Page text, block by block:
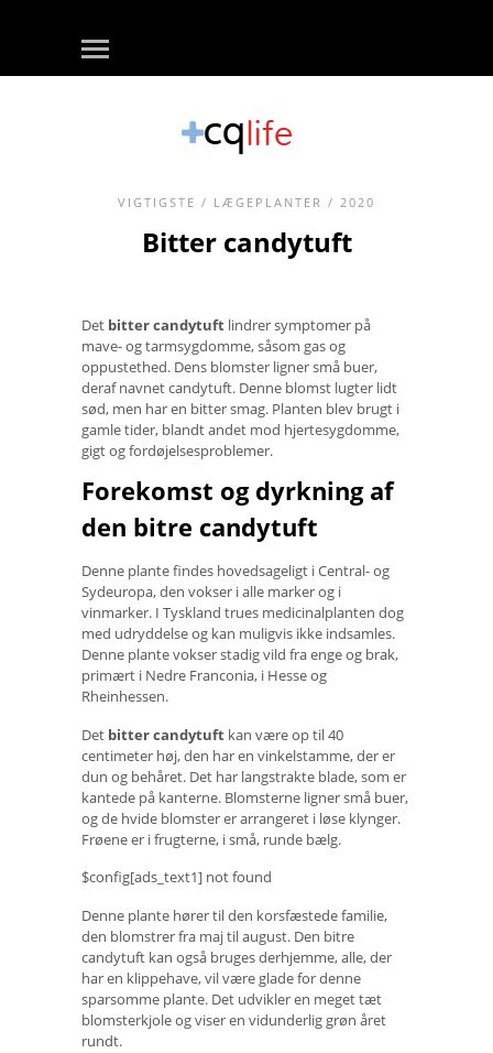
VIGTIGSTE / LÆGEPLANTER / 2020
Bitter candytuft
Det bitter candytuft lindrer symptomer på
mave- og tarmsygdomme, såsom gas og
oppustethed. Dens blomster ligner små buer,
deraf navnet candytuft. Denne blomst lugter lidt
sød, men har en bitter smag. Planten blev brugt i
gamle tider, blandt andet mod hjertesygdomme,
gigt og fordøjelsesproblemer.
Forekomst og dyrkning af
den bitre candytuft
Denne plante findes hovedsageligt i Central- og
Sydeuropa, den vokser i alle marker og i
vinmarker. I Tyskland trues medicinalplanten dog
med udryddelse og kan muligvis ikke indsamles.
Denne plante vokser stadig vild fra enge og brak,
primært i Nedre Franconia, i Hesse og
Rheinhessen.
Det bitter candytuft kan være op til 40
centimeter høj, den har en vinkelstamme, der er
dun og behåret. Det har langstrakte blade, som er
kantede på kanterne. Blomsterne ligner små buer,
og de hvide blomster er arrangeret i løse klynger.
Frøene er i frugterne, i små, runde bælg.
$config[ads_text1] not found
Denne plante hører til den korsfæstede familie,
den blomstrer fra maj til august. Den bitre
candytuft kan også bruges derhjemme, alle, der
har en klippehave, vil være glade for denne
sparsomme plante. Det udvikler en meget tæt
blomsterkjole og viser en vidunderlig grøn året
rundt.